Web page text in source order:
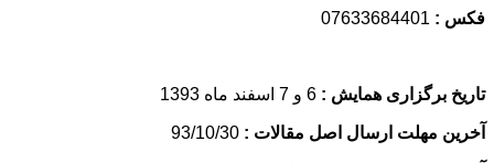
فکس : 07633684401
تاریخ برگزاری همایش :
آخرین مهلت ارسال اصل مقالات :